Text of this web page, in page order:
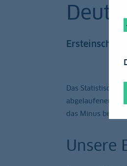
Das Statistische
abgelaufenen
das Minus bei 0,1%
Unsere